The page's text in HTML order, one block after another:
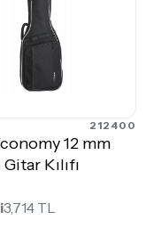
212400
12 mm
Kılıfı
3,714 TL